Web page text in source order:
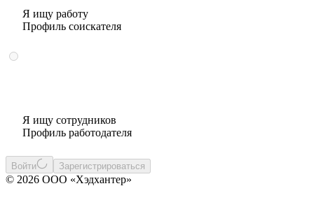
Я ищу работу
Профиль соискателя
Я ищу сотрудников
Профиль работодателя
Войти Зарегистрироваться
© 2026 ООО «Хэдхантер»